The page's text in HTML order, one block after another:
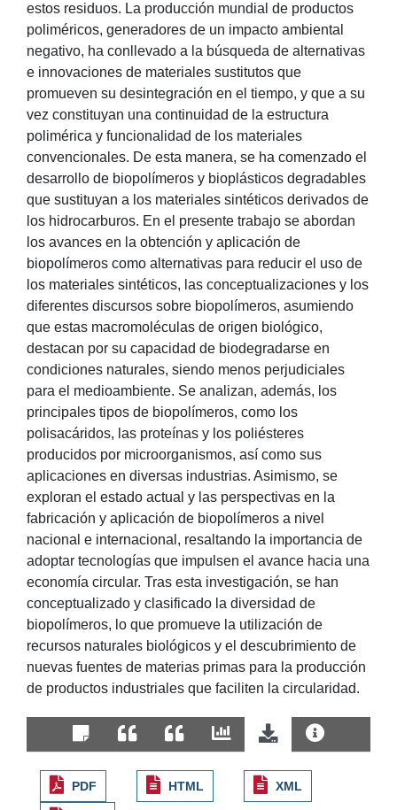
estos residuos. La producción mundial de productos
poliméricos, generadores de un impacto ambiental
negativo, ha conllevado a la búsqueda de alternativas
e innovaciones de materiales sustitutos que
promueven su desintegración en el tiempo, y que a su
vez constituyan una continuidad de la estructura
polimérica y funcionalidad de los materiales
convencionales. De esta manera, se ha comenzado el
desarrollo de biopolímeros y bioplásticos degradables
que sustituyan a los materiales sintéticos derivados de
los hidrocarburos. En el presente trabajo se abordan
los avances en la obtención y aplicación de
biopolímeros como alternativas para reducir el uso de
los materiales sintéticos, las conceptualizaciones y los
diferentes discursos sobre biopolímeros, asumiendo
que estas macromoléculas de origen biológico,
destacan por su capacidad de biodegradarse en
condiciones naturales, siendo menos perjudiciales
para el medioambiente. Se analizan, además, los
principales tipos de biopolímeros, como los
polisacáridos, las proteínas y los poliésteres
producidos por microorganismos, así como sus
aplicaciones en diversas industrias. Asimismo, se
exploran el estado actual y las perspectivas en la
fabricación y aplicación de biopolímeros a nivel
nacional e internacional, resaltando la importancia de
adoptar tecnologías que impulsen el avance hacia una
economía circular. Tras esta investigación, se han
conceptualizado y clasificado la diversidad de
biopolímeros, lo que promueve la utilización de
recursos naturales biológicos y el descubrimiento de
nuevas fuentes de materias primas para la producción
de productos industriales que faciliten la circularidad.
PDF HTML XML